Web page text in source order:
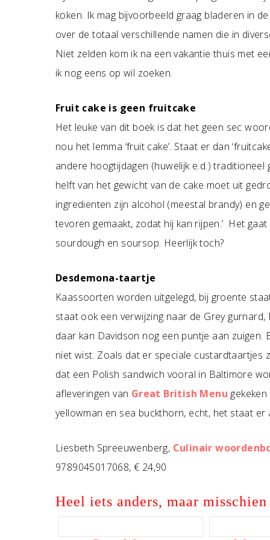
koken. Ik mag bijvoorbeeld graag bladeren in
over de totaal verschillende namen die in
Niet zelden kom ik na een vakantie thuis met
ik nog eens op wil zoeken.
Fruit cake is geen fruitcake
Het leuke van dit boek is dat het geen sec
nou het lemma ‘fruit cake’. Staat er dan
andere hoogtijdagen (huwelijk e.d.)
helft van het gewicht van de cake moet uit
ingrediënten zijn alcohol (meestal brandy) en
tevoren gemaakt, zodat hij kan rijpen.’ Het
sourdough en soursop. Heerlijk toch?
Desdemona-taartje
Kaassoorten worden uitgelegd, bij groente
staat ook een verwijzing naar de Grey
daar kan Davidson nog een puntje aan zuigen.
niet wist. Zoals dat er speciale custardtaartjes
dat een Polish sandwich vooral in Baltimore
afleveringen van Great British Menu
yellowman en sea buckthorn, echt, het staat er
Liesbeth Spreeuwenberg, Culinair
9789045017068, € 24,90
Heel iets anders, maar